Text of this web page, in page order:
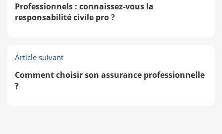
Professionnels : connaissez-vous la
responsabilité civile pro ?
Article suivant
Comment choisir son assurance professionnelle
?